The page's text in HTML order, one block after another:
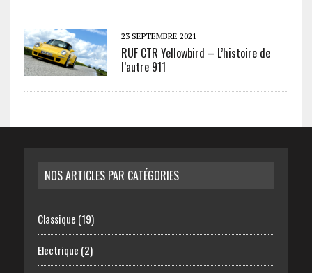
23 SEPTEMBRE 2021
RUF CTR Yellowbird – L’histoire de
l’autre 911
NOS ARTICLES PAR CATÉGORIES
Classique (19)
Electrique (2)